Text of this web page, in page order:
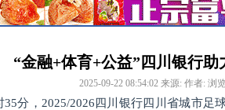
“金融+体育+公益”四川银行助
2025-09-22 08:54:02 来源: 作者: 浏
35分，2025/2026四川银行四川省城市足